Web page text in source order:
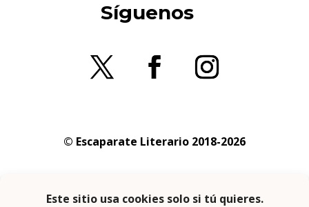
Síguenos
© Escaparate Literario 2018-2026
privacidad